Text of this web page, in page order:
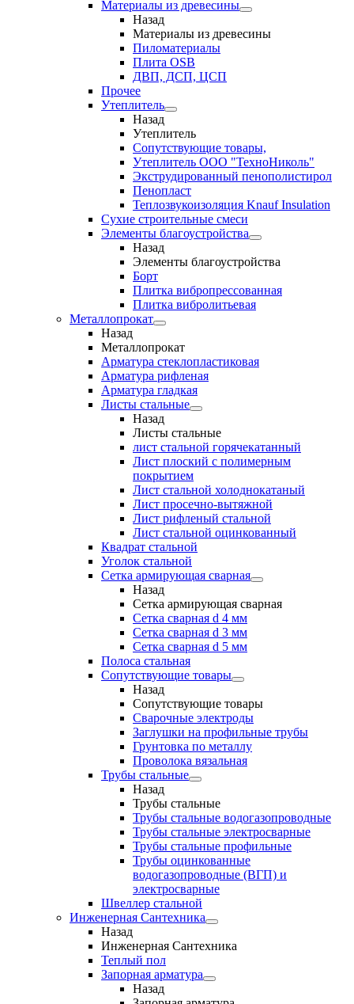
Материалы из древесины
Назад
Материалы из древесины
Пиломатериалы
Плита OSB
ДВП, ДСП, ЦСП
Прочее
Утеплитель
Назад
Утеплитель
Сопутствующие товары,
Утеплитель ООО "ТехноНиколь"
Экструдированный пенополистирол
Пенопласт
Теплозвукоизоляция Knauf Insulation
Сухие строительные смеси
Элементы благоустройства
Назад
Элементы благоустройства
Борт
Плитка вибропрессованная
Плитка вибролитьевая
Металлопрокат
Назад
Металлопрокат
Арматура стеклопластиковая
Арматура рифленая
Арматура гладкая
Листы стальные
Назад
Листы стальные
лист стальной горячекатанный
Лист плоский с полимерным
покрытием
Лист стальной холоднокатаный
Лист просечно-вытяжной
Лист рифленый стальной
Лист стальной оцинкованный
Квадрат стальной
Уголок стальной
Сетка армирующая сварная
Назад
Сетка армирующая сварная
Сетка сварная d 4 мм
Сетка сварная d 3 мм
Сетка сварная d 5 мм
Полоса стальная
Сопутствующие товары
Назад
Сопутствующие товары
Сварочные электроды
Заглушки на профильные трубы
Грунтовка по металлу
Проволока вязальная
Трубы стальные
Назад
Трубы стальные
Трубы стальные водогазопроводные
Трубы стальные электросварные
Трубы стальные профильные
Трубы оцинкованные
водогазопроводные (ВГП) и
электросварные
Швеллер стальной
Инженерная Сантехника
Назад
Инженерная Сантехника
Теплый пол
Запорная арматура
Назад